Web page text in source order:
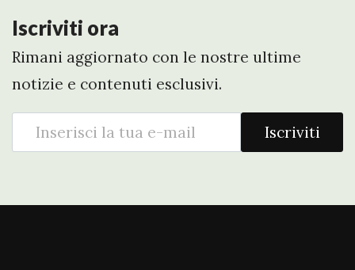
Iscriviti ora
Rimani aggiornato con le nostre ultime
notizie e contenuti esclusivi.
Iscriviti